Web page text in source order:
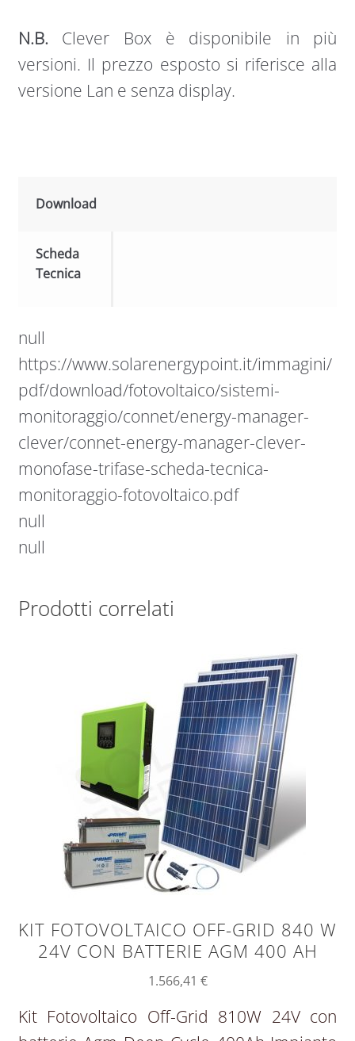
N.B.Clever Box è disponibile in più
versioni. Il prezzo esposto si riferisce alla
versione Lan e senza display.
Download
Scheda
Tecnica
null
https://www.solarenergypoint.it/immagini/
pdf/download/fotovoltaico/sistemi-
monitoraggio/connet/energy-manager-
clever/connet-energy-manager-clever-
monofase-trifase-scheda-tecnica-
monitoraggio-fotovoltaico.pdf
null
null
Prodotti correlati
KIT FOTOVOLTAICO OFF-GRID 840 W
24V CON BATTERIE AGM 400 AH
1.566,41 €
Kit Fotovoltaico Off-Grid 810W 24V con